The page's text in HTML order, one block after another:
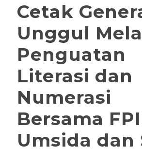
Cetak
Unggul
Penguatan
Literasi dan
Numerasi
Bersama
Umsida dan